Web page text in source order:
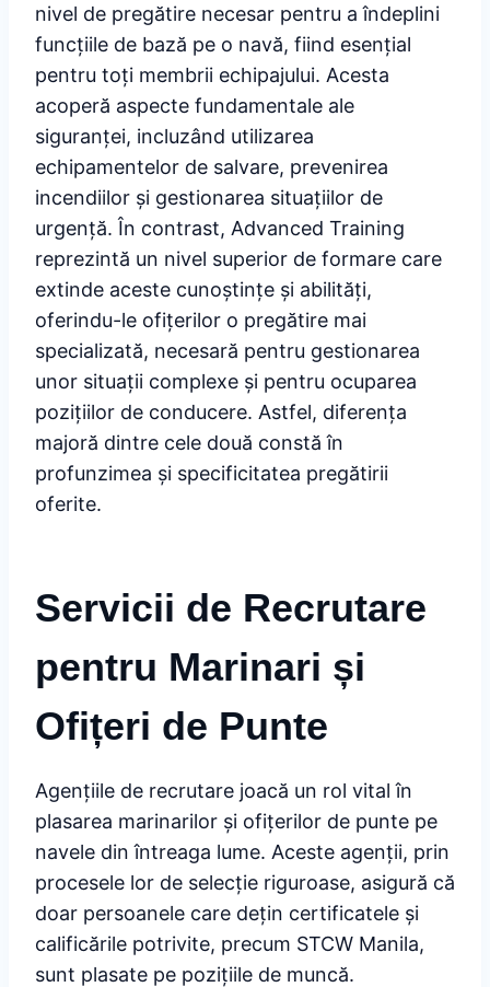
nivel de pregătire necesar pentru a îndeplini
funcțiile de bază pe o navă, fiind esențial
pentru toți membrii echipajului. Acesta
acoperă aspecte fundamentale ale
siguranței, incluzând utilizarea
echipamentelor de salvare, prevenirea
incendiilor și gestionarea situațiilor de
urgență. În contrast, Advanced Training
reprezintă un nivel superior de formare care
extinde aceste cunoștințe și abilități,
oferindu-le ofițerilor o pregătire mai
specializată, necesară pentru gestionarea
unor situații complexe și pentru ocuparea
pozițiilor de conducere. Astfel, diferența
majoră dintre cele două constă în
profunzimea și specificitatea pregătirii
oferite.
Servicii de Recrutare
pentru Marinari și
Ofițeri de Punte
Agențiile de recrutare joacă un rol vital în
plasarea marinarilor și ofițerilor de punte pe
navele din întreaga lume. Aceste agenții, prin
procesele lor de selecție riguroase, asigură că
doar persoanele care dețin certificatele și
calificările potrivite, precum STCW Manila,
sunt plasate pe pozițiile de muncă.